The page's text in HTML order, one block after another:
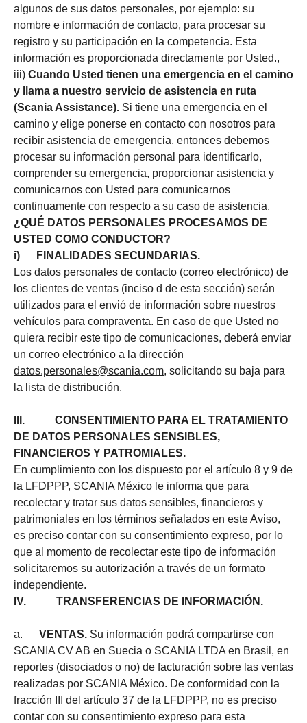
algunos de sus datos personales, por ejemplo: su
nombre e información de contacto, para procesar su
registro y su participación en la competencia. Esta
información es proporcionada directamente por Usted.,
iii) Cuando Usted tienen una emergencia en el camino
y llama a nuestro servicio de asistencia en ruta
(Scania Assistance). Si tiene una emergencia en el
camino y elige ponerse en contacto con nosotros para
recibir asistencia de emergencia, entonces debemos
procesar su información personal para identificarlo,
comprender su emergencia, proporcionar asistencia y
comunicarnos con Usted para comunicarnos
continuamente con respecto a su caso de asistencia.
¿QUÉ DATOS PERSONALES PROCESAMOS DE
USTED COMO CONDUCTOR?
i) FINALIDADES SECUNDARIAS.
Los datos personales de contacto (correo electrónico) de
los clientes de ventas (inciso d de esta sección) serán
utilizados para el envió de información sobre nuestros
vehículos para compraventa. En caso de que Usted no
quiera recibir este tipo de comunicaciones, deberá enviar
un correo electrónico a la dirección
datos.personales@scania.com, solicitando su baja para
la lista de distribución.
III. CONSENTIMIENTO PARA EL TRATAMIENTO
DE DATOS PERSONALES SENSIBLES,
FINANCIEROS Y PATROMIALES.
En cumplimiento con los dispuesto por el artículo 8 y 9 de
la LFDPPP, SCANIA México le informa que para
recolectar y tratar sus datos sensibles, financieros y
patrimoniales en los términos señalados en este Aviso,
es preciso contar con su consentimiento expreso, por lo
que al momento de recolectar este tipo de información
solicitaremos su autorización a través de un formato
independiente.
IV. TRANSFERENCIAS DE INFORMACIÓN.
a. VENTAS. Su información podrá compartirse con
SCANIA CV AB en Suecia o SCANIA LTDA en Brasil, en
reportes (disociados o no) de facturación sobre las ventas
realizadas por SCANIA México. De conformidad con la
fracción III del artículo 37 de la LFDPPP, no es preciso
contar con su consentimiento expreso para esta